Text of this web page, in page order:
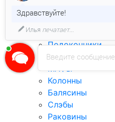
Бортовой камень
Ступени
Подоконники
Лестницы
МАФы
Колонны
Балясины
Слэбы
Раковины
Введите сообщение
Здравствуйте!
Илья печатает...